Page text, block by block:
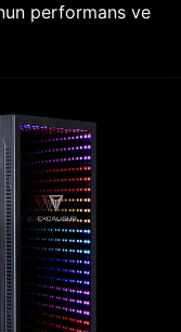
performans ve